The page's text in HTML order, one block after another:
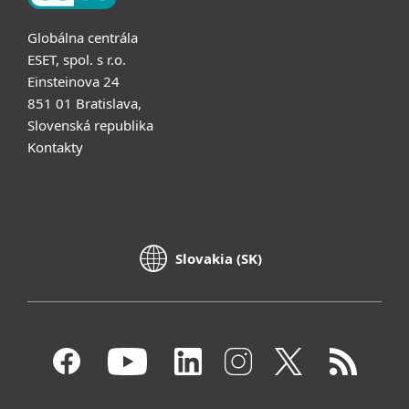
Globálna centrála
ESET, spol. s r.o.
Einsteinova 24
851 01 Bratislava,
Slovenská republika
Kontakty
Slovakia (SK)